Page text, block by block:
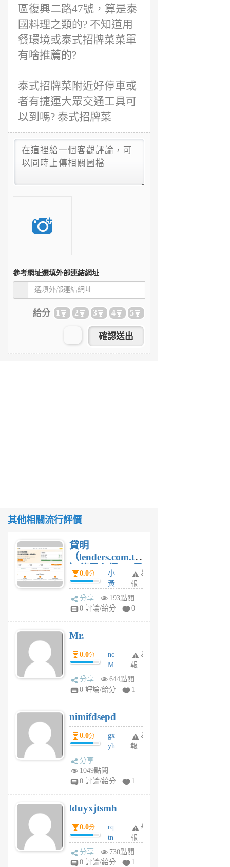
區復興二路47號，算是泰
國料理之類的? 不知道用
餐環境或泰式招牌菜菜單
有啥推薦的?
泰式招牌菜附近好停車或
者有捷運大眾交通工具可
以到嗎? 泰式招牌菜
參考網址選填外部連結網址
給分 1 2 3 4 5
其他相關流行評價
貸明
（lenders.com.tw
）使用心得 — 民
間貸款比較平台
體驗
0.0分
小
黃
蜂
1
舉
報
分享
193點閱
0 評論/給分
0
Mr.
0.0分
nc
M
U
F
U
5
個
月
舉
報
分享
644點閱
0 評論/給分
1
nimifdsepd
0.0分
gx
yh
jl
月
前
舉
報
分享
1049點閱
0 評論/給分
1
lduyxjtsmh
0.0分
rq
tn
jt
gl
舉
報
分享
730點閱
0 評論/給分
1